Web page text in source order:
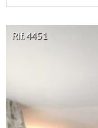
Rif. 4451